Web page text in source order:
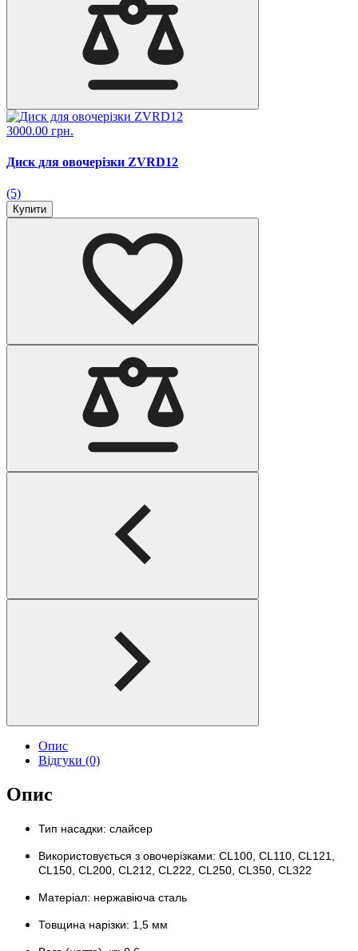
3000.00 грн.
Диск для овочерізки ZVRD12
(5)
Купити
Опис
Відгуки (0)
Опис
Тип насадки: слайсер
Використовується з овочерізками: CL100, CL110, CL121,
CL150, CL200, CL212, CL222, CL250, CL350, CL322
Матеріал: нержавіюча сталь
Товщина нарізки: 1,5 мм